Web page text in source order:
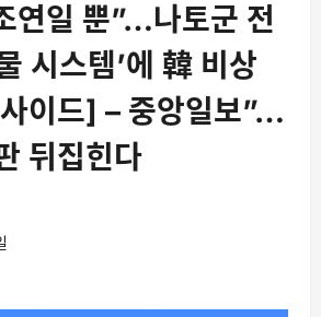
연일 뿐”…나토군 전
시스템’에 韓 비상
이드] – 중앙일보”…
뒤집힌다